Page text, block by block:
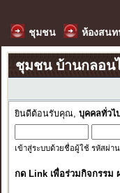
ชุมชน ห้องสนท
ชุมชน บ้านกลอน
ยินดีต้อนรับคุณ, บุคคลทั่วไป
เข้าสู่ระบบด้วยชื่อผู้ใช้ รหัสผ่า
กด Link เพื่อร่วมกิจกรรม